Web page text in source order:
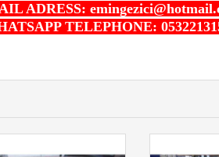
ADRESS:
TELEPHONE: